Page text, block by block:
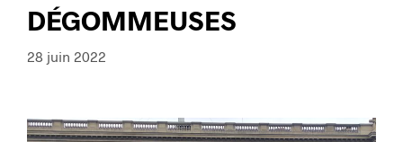
DÉGOMMEUSES
28 juin 2022